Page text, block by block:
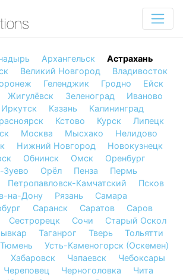
Архангельск
Астрахань
Великий Новгород
Владивосток
Геленджик Гродно
Ейск
Жигулёвск Зеленоград
Иваново
Иркутск Казань
Калининград
Кстово Курск
Липецк
Москва Мысхако
Нелидово
Нижний Новгород
Новокузнецк
Обнинск Омск
Оренбург
Зуево
Орёл Пенза
Пермь
Петропавловск-Камчатский
Псков
на-Дону
Рязань
Самара
Саранск Саратов
Саров
Сестрорецк Сочи
Старый Оскол
Таганрог Тверь
Тольятти
Тюмень
Усть-Каменогорск (Оскемен)
Хабаровск Чапаевск
Чебоксары
Череповец Черноголовка
Чита